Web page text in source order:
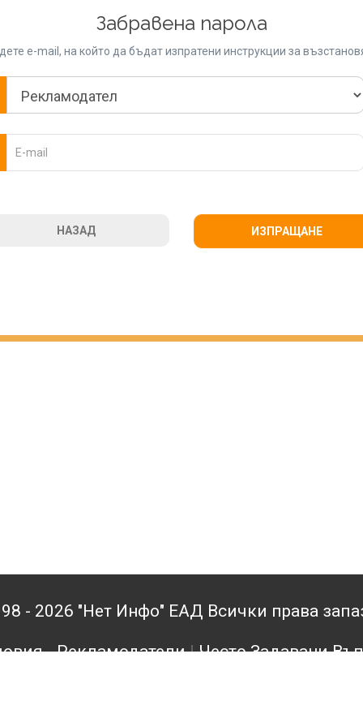
Забравена парола
e-mail, на който да бъдат изпратени инструкции за
НАЗАД ИЗПРАЩАНЕ
- 2026 "Нет Инфо" ЕАД Всички права
- Рекламодатели|Често Задавани